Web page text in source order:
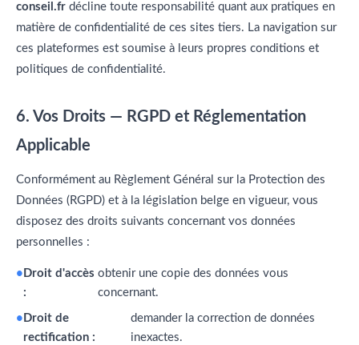
conseil.fr décline toute responsabilité quant aux pratiques en
matière de confidentialité de ces sites tiers. La navigation sur
ces plateformes est soumise à leurs propres conditions et
politiques de confidentialité.
6. Vos Droits — RGPD et Réglementation
Applicable
Conformément au Règlement Général sur la Protection des
Données (RGPD) et à la législation belge en vigueur, vous
disposez des droits suivants concernant vos données
personnelles :
Droit d'accès
:
obtenir une copie des données vous
concernant.
Droit de
rectification :
demander la correction de données
inexactes.